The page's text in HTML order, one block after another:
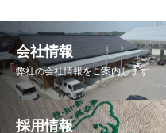
会社情報
弊社の会社情報をご案内します
採用情報